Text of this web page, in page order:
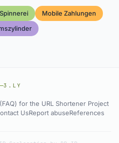
Spinnerei
Mobile Zahlungen
3.LY
for the URL Shortener Project
UsReport abuseReferences